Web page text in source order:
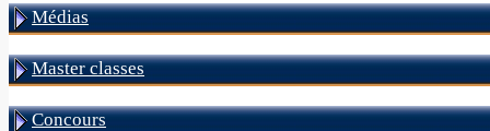
Médias
Master classes
Concours